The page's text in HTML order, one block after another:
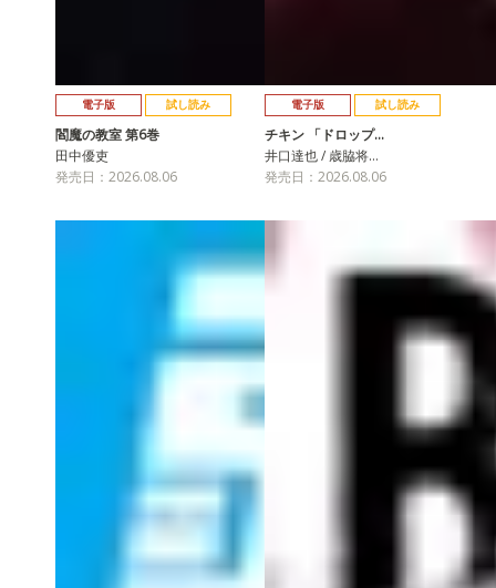
電子版 試し読み
閻魔の教室 第6巻
田中優吏
発売日：2026.08.06
電子版 試し読み
チキン 「ドロップ…
井口達也 / 歳脇将…
発売日：2026.08.06